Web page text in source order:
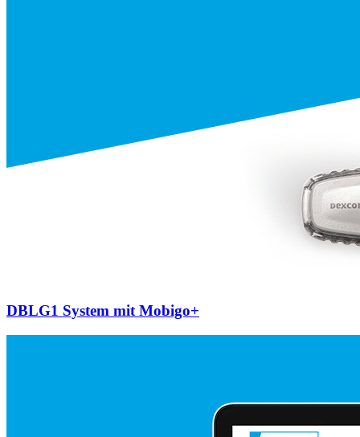
DBLG1 System mit Mobigo+